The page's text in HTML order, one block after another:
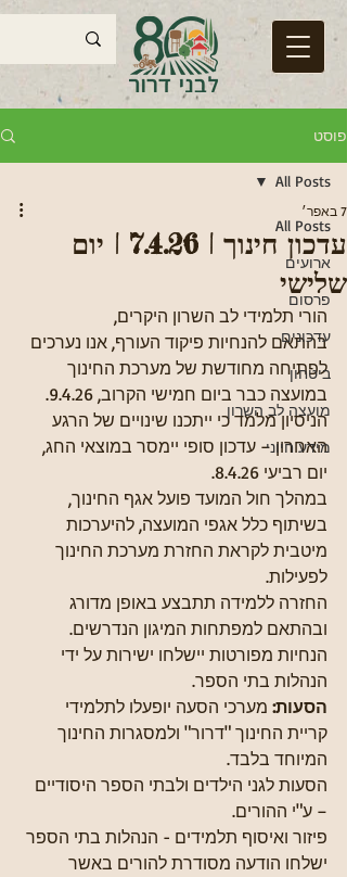
פוסט
All Posts
ארועים
פרסום
עדכונים
ביטחון
מועצה לב השרון
מידע חיוני
All Posts
עדכון חינוך | 7.4.26 | יום
שלישי
7 באפר׳
הורי תלמידי לב השרון היקרים,
בהתאם להנחיות פיקוד העורף, אנו נערכים
לפתיחה מחודשת של מערכת החינוך
במועצה כבר ביום חמישי הקרוב, 9.4.26.
הניסיון מלמד כי ייתכנו שינויים של הרגע
האחרון – עדכון סופי יימסר במוצאי החג,
יום רביעי 8.4.26.
במהלך חול המועד פועל אגף החינוך,
בשיתוף כלל אגפי המועצה, להיערכות
מיטבית לקראת החזרת מערכת החינוך
לפעילות.
החזרה ללמידה תתבצע באופן מדורג
ובהתאם למפתחות המיגון הנדרשים.
הנחיות מפורטות יישלחו ישירות על ידי
הנהלות בתי הספר.
הסעות: מערכי הסעה יופעלו לתלמידי
קריית החינוך "דרור" ולמסגרות החינוך
המיוחד בלבד.
הסעות לגני הילדים ולבתי הספר היסודיים
– ע"י ההורים.
פיזור ואיסוף תלמידים - הנהלות בתי הספר
ישלחו הודעה מסודרת להורים באשר